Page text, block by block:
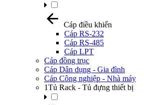
Cáp điều khiển
Cáp RS-232
Cáp RS-485
Cáp LPT
Cáp đồng trục
Cáp Dân dụng - Gia đình
Cáp Công nghiệp - Nhà máy
1Tủ Rack - Tủ đựng thiết bị